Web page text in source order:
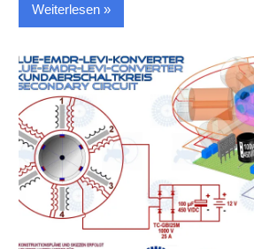
Weiterlesen